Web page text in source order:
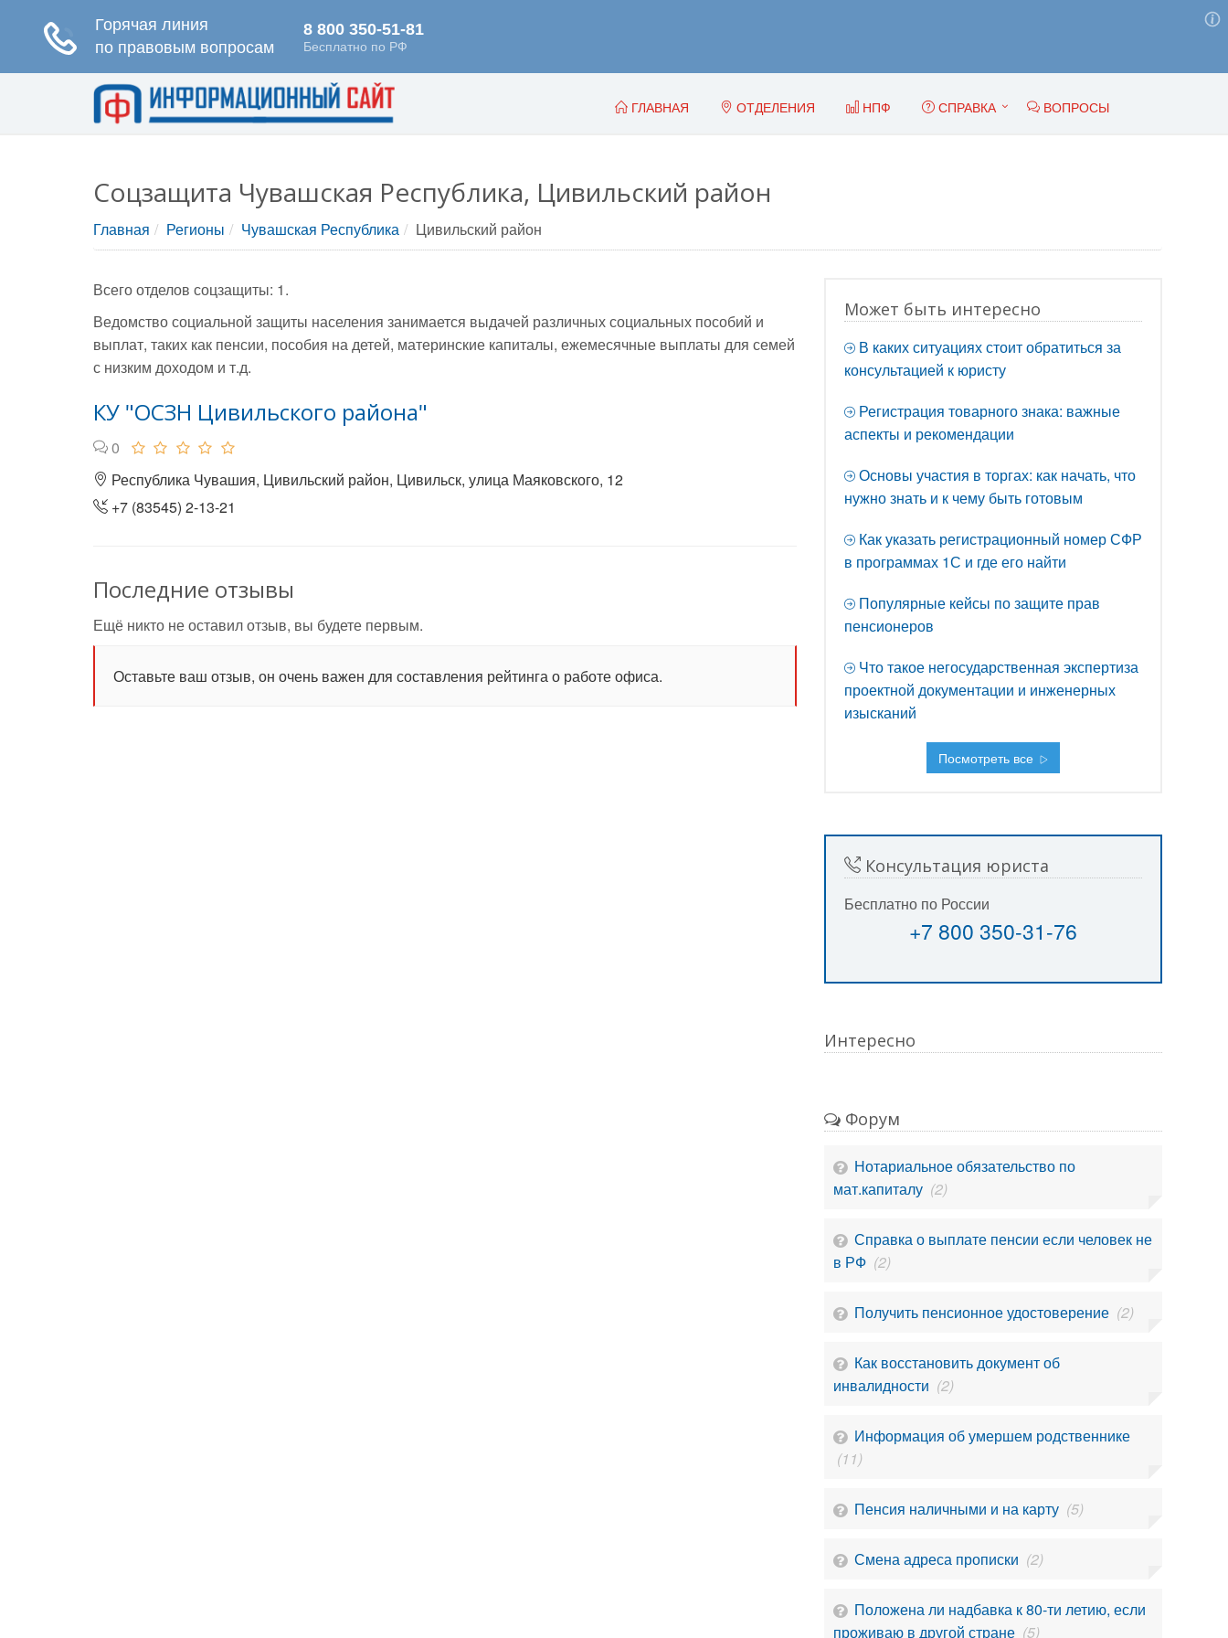
ГЛАВНАЯ ОТДЕЛЕНИЯ НПФ СПРАВКА ВОПРОСЫ
Соцзащита Чувашская Республика, Цивильский район
Главная Регионы Чувашская Республика Цивильский район
Всего отделов соцзащиты: 1.
Ведомство социальной защиты населения занимается выдачей различных социальных пособий и
выплат, таких как пенсии, пособия на детей, материнские капиталы, ежемесячные выплаты для семей
с низким доходом и т.д.
КУ "ОСЗН Цивильского района"
0
Республика Чувашия, Цивильский район, Цивильск, улица Маяковского, 12
+7 (83545) 2-13-21
Последние отзывы
Ещё никто не оставил отзыв, вы будете первым.
Оставьте ваш отзыв, он очень важен для составления рейтинга о работе офиса.
Может быть интересно
В каких ситуациях стоит обратиться за
консультацией к юристу
Регистрация товарного знака: важные
аспекты и рекомендации
Основы участия в торгах: как начать, что
нужно знать и к чему быть готовым
Как указать регистрационный номер СФР
в программах 1С и где его найти
Популярные кейсы по защите прав
пенсионеров
Что такое негосударственная экспертиза
проектной документации и инженерных
изысканий
Посмотреть все
Консультация юриста
Бесплатно по России
+7 800 350-31-76
Интересно
Форум
Нотариальное обязательство по
мат.капиталу (2)
Справка о выплате пенсии если человек не
в РФ (2)
Получить пенсионное удостоверение (2)
Как восстановить документ об
инвалидности (2)
Информация об умершем родственнике
(11)
Пенсия наличными и на карту (5)
Смена адреса прописки (2)
Положена ли надбавка к 80-ти летию, если
проживаю в другой стране (5)